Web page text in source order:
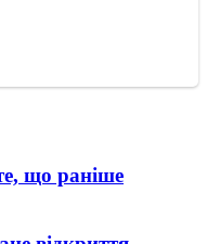
що раніше